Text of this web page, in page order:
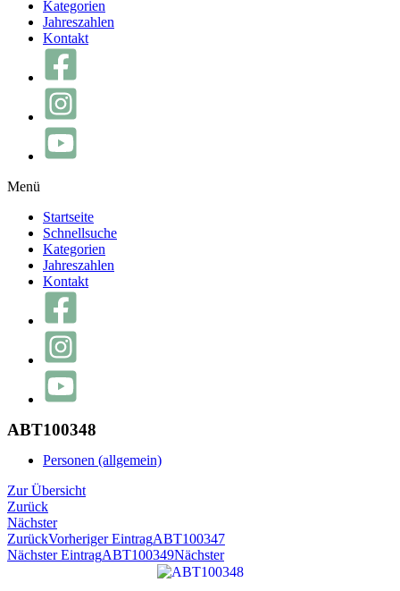
Kategorien
Jahreszahlen
Kontakt
Menü
Startseite
Schnellsuche
Kategorien
Jahreszahlen
Kontakt
ABT100348
Personen (allgemein)
Zur Übersicht
Zurück
Nächster
ZurückVorheriger EintragABT100347
Nächster EintragABT100349Nächster